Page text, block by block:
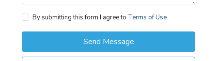
By submitting this form I agree to Terms of Use
Send Message